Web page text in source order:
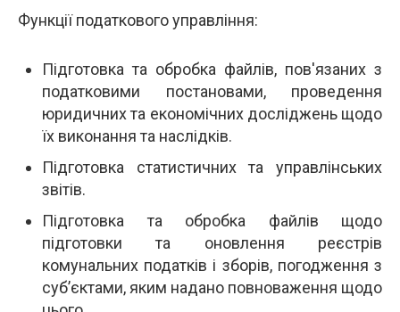
Функції податкового управління:
Підготовка та обробка файлів, пов'язаних з
податковими постановами, проведення
юридичних та економічних досліджень щодо
їх виконання та наслідків.
Підготовка статистичних та управлінських
звітів.
Підготовка та обробка файлів щодо
підготовки та оновлення реєстрів
комунальних податків і зборів, погодження з
суб’єктами, яким надано повноваження щодо